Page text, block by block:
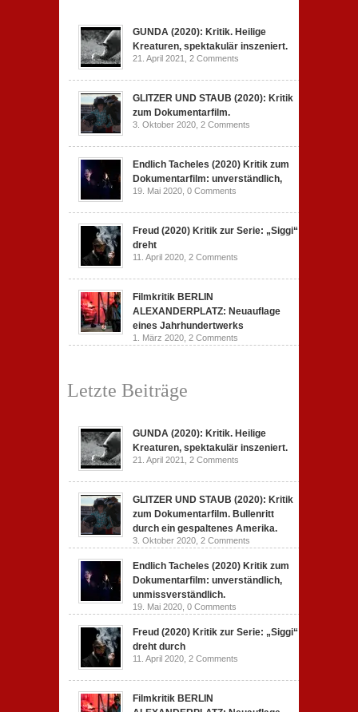
GUNDA (2020): Kritik. Heilige
Kreaturen, spektakulär inszeniert.
21. April 2021, 2 Comments
GLITZER UND STAUB (2020): Kritik
zum Dokumentarfilm.
3. Oktober 2020, 2 Comments
Endlich Tacheles (2020) Kritik zum
Dokumentarfilm: unverständlich,
19. Mai 2020, 0 Comments
Freud (2020) Kritik zur Serie: „Siggi“
dreht
11. April 2020, 2 Comments
Filmkritik BERLIN
ALEXANDERPLATZ: Neuauflage
eines Jahrhundertwerks
1. März 2020, 2 Comments
Letzte Beiträge
GUNDA (2020): Kritik. Heilige
Kreaturen, spektakulär inszeniert.
21. April 2021, 2 Comments
GLITZER UND STAUB (2020): Kritik
zum Dokumentarfilm. Bullenritt
durch ein gespaltenes Amerika.
3. Oktober 2020, 2 Comments
Endlich Tacheles (2020) Kritik zum
Dokumentarfilm: unverständlich,
unmissverständlich.
19. Mai 2020, 0 Comments
Freud (2020) Kritik zur Serie: „Siggi“
dreht durch
11. April 2020, 2 Comments
Filmkritik BERLIN